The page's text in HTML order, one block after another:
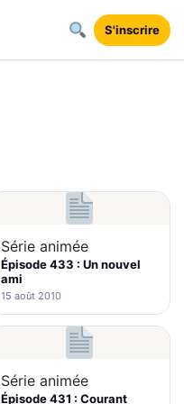
S'inscrire
Série animée
Épisode 433 : Un nouvel
ami
15 août 2010
Série animée
Épisode 431 : Courant